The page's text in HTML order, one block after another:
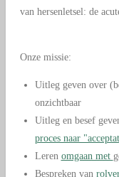
van hersenletsel: de
Onze missie:
Uitleg geven over
onzichtbaar
Uitleg en besef
proces naar
Leren omgaan met
Bespreken van